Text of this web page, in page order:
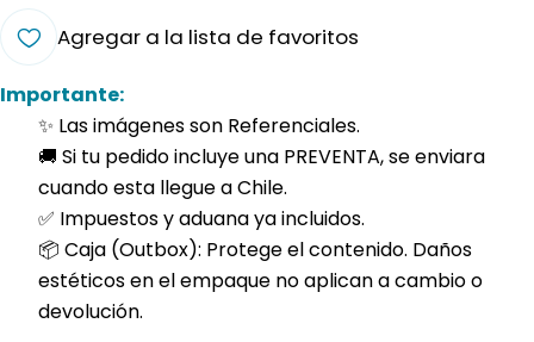
Agregar a la lista de favoritos
Importante:
✨ Las imágenes son Referenciales.
🚚 Si tu pedido incluye una PREVENTA, se enviara
cuando esta llegue a Chile.
✅ Impuestos y aduana ya incluidos.
📦 Caja (Outbox): Protege el contenido. Daños
estéticos en el empaque no aplican a cambio o
devolución.